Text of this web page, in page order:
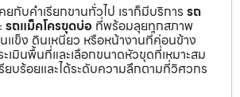
กับคำเรียกขานทั่วไป เราก็มีบริการ รถ
รถแม็คโครขุดบ่อ ที่พร้อมลุยทุกสภาพ
แข็ง ดินเหนียว หรือหน้างานที่ค่อนข้าง
ะเมินพื้นที่และเลือกขนาดหัวขุดที่เหมาะสม
ยบร้อยและได้ระดับความลึกตามที่วิศวกร